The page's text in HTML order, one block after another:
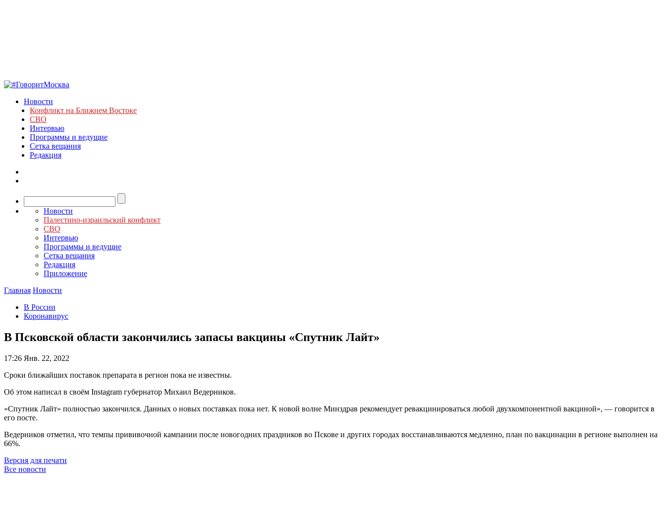
Новости
Конфликт на Ближнем Востоке
СВО
Интервью
Программы и ведущие
Сетка вещания
Редакция
Новости
Палестино-израильский конфликт
СВО
Интервью
Программы и ведущие
Сетка вещания
Редакция
Приложение
Главная Новости
В России
Коронавирус
В Псковской области закончились запасы вакцины «Спутник Лайт»
17:26 Янв. 22, 2022
Сроки ближайших поставок препарата в регион пока не известны.
Об этом написал в своём Instagram губернатор Михаил Ведерников.
«Спутник Лайт» полностью закончился. Данных о новых поставках пока нет. К новой волне Минздрав рекомендует ревакцинироваться любой двухкомпонентной вакциной», — говорится в
его посте.
Ведерников отметил, что темпы прививочной кампании после новогодних праздников во Пскове и других городах восстанавливаются медленно, план по вакцинации в регионе выполнен на
66%.
Версия для печати
Все новости